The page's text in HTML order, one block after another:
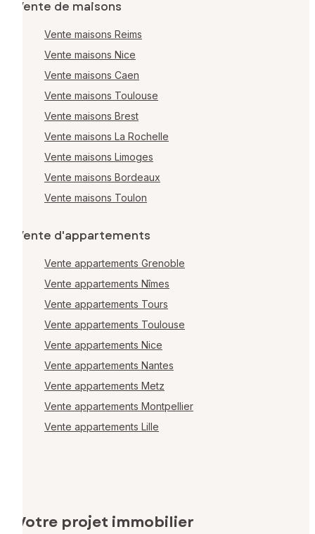
Vente de maisons
Vente maisons Reims
Vente maisons Nice
Vente maisons Caen
Vente maisons Toulouse
Vente maisons Brest
Vente maisons La Rochelle
Vente maisons Limoges
Vente maisons Bordeaux
Vente maisons Toulon
Vente d'appartements
Vente appartements Grenoble
Vente appartements Nîmes
Vente appartements Tours
Vente appartements Toulouse
Vente appartements Nice
Vente appartements Nantes
Vente appartements Metz
Vente appartements Montpellier
Vente appartements Lille
Votre projet immobilier